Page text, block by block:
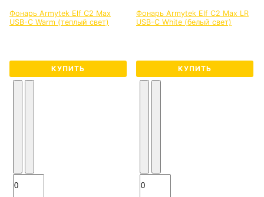
Фонарь Armytek Elf C2 Max
USB-C Warm (теплый свет)
КУПИТЬ
Фонарь Armytek Elf C2 Max LR
USB-C White (белый свет)
КУПИТЬ